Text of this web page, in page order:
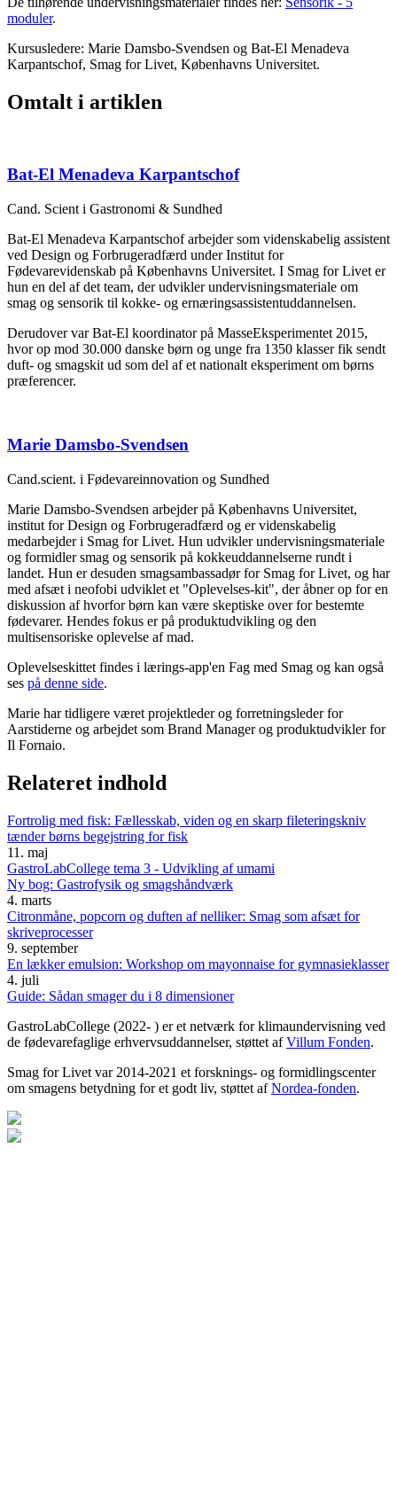
moduler.
Kursusledere: Marie Damsbo-Svendsen og Bat-El Menadeva
Karpantschof, Smag for Livet, Københavns Universitet.
Omtalt i artiklen
Bat-El Menadeva Karpantschof
Cand. Scient i Gastronomi & Sundhed
Bat-El Menadeva Karpantschof arbejder som videnskabelig assistent
ved Design og Forbrugeradfærd under Institut for
Fødevarevidenskab på Københavns Universitet. I Smag for Livet er
hun en del af det team, der udvikler undervisningsmateriale om
smag og sensorik til kokke- og ernæringsassistentuddannelsen.
Derudover var Bat-El koordinator på MasseEksperimentet 2015,
hvor op mod 30.000 danske børn og unge fra 1350 klasser fik sendt
duft- og smagskit ud som del af et nationalt eksperiment om børns
præferencer.
Marie Damsbo-Svendsen
Cand.scient. i Fødevareinnovation og Sundhed
Marie Damsbo-Svendsen arbejder på Københavns Universitet,
institut for Design og Forbrugeradfærd og er videnskabelig
medarbejder i Smag for Livet. Hun udvikler undervisningsmateriale
og formidler smag og sensorik på kokkeuddannelserne rundt i
landet. Hun er desuden smagsambassadør for Smag for Livet, og har
med afsæt i neofobi udviklet et "Oplevelses-kit", der åbner op for en
diskussion af hvorfor børn kan være skeptiske over for bestemte
fødevarer. Hendes fokus er på produktudvikling og den
multisensoriske oplevelse af mad.
Oplevelseskittet findes i lærings-app'en Fag med Smag og kan også
ses på denne side.
Marie har tidligere været projektleder og forretningsleder for
Aarstiderne og arbejdet som Brand Manager og produktudvikler for
Il Fornaio.
Relateret indhold
Fortrolig med fisk: Fællesskab, viden og en skarp fileteringskniv
tænder børns begejstring for fisk
11. maj
GastroLabCollege tema 3 - Udvikling af umami
Ny bog: Gastrofysik og smagshåndværk
4. marts
Citronmåne, popcorn og duften af nelliker: Smag som afsæt for
skriveprocesser
9. september
En lækker emulsion: Workshop om mayonnaise for gymnasieklasser
4. juli
Guide: Sådan smager du i 8 dimensioner
GastroLabCollege (2022- ) er et netværk for klimaundervisning ved
de fødevarefaglige erhvervsuddannelser, støttet afVillum Fonden.
Smag for Livet var 2014-2021 et forsknings- og formidlingscenter
om smagens betydning for et godt liv, støttet afNordea-fonden.